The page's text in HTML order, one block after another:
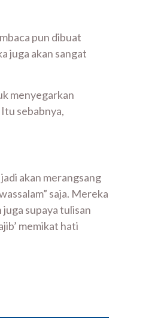
pun dibuat
juga akan sangat
menyegarkan
sebabnya,
akan merangsang
saja. Mereka
supaya tulisan
memikat hati